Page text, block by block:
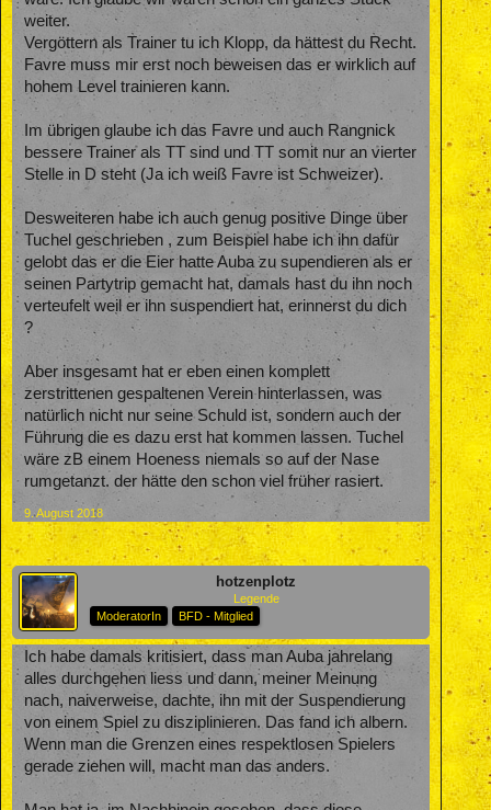
weiter.
Vergöttern als Trainer tu ich Klopp, da hättest du Recht.
Favre muss mir erst noch beweisen das er wirklich auf
hohem Level trainieren kann.
Im übrigen glaube ich das Favre und auch Rangnick
bessere Trainer als TT sind und TT somit nur an vierter
Stelle in D steht (Ja ich weiß Favre ist Schweizer).
Desweiteren habe ich auch genug positive Dinge über
Tuchel geschrieben , zum Beispiel habe ich ihn dafür
gelobt das er die Eier hatte Auba zu supendieren als er
seinen Partytrip gemacht hat, damals hast du ihn noch
verteufelt weil er ihn suspendiert hat, erinnerst du dich
?
Aber insgesamt hat er eben einen komplett
zerstrittenen gespaltenen Verein hinterlassen, was
natürlich nicht nur seine Schuld ist, sondern auch der
Führung die es dazu erst hat kommen lassen. Tuchel
wäre zB einem Hoeness niemals so auf der Nase
rumgetanzt. der hätte den schon viel früher rasiert.
9. August 2018
hotzenplotz
Legende
ModeratorIn
BFD - Mitglied
Ich habe damals kritisiert, dass man Auba jahrelang
alles durchgehen liess und dann, meiner Meinung
nach, naiverweise, dachte, ihn mit der Suspendierung
von einem Spiel zu disziplinieren. Das fand ich albern.
Wenn man die Grenzen eines respektlosen Spielers
gerade ziehen will, macht man das anders.